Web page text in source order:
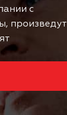
с
произведут